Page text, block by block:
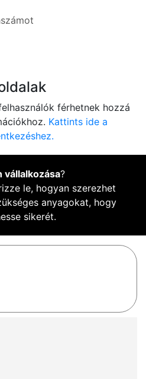
férhetnek hozzá
Kattints ide a
vállalkozása?
le, hogyan szerezhet
anyagokat, hogy
sikerét.